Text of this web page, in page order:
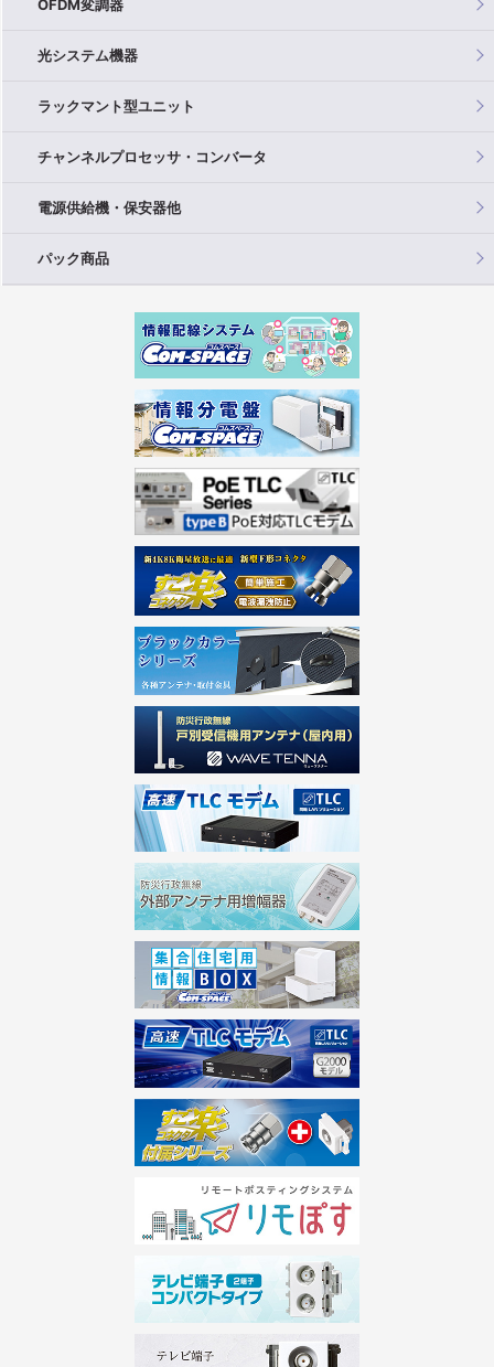
OFDM変調器
光システム機器
ラックマント型ユニット
チャンネルプロセッサ・コンバータ
電源供給機・保安器他
パック商品